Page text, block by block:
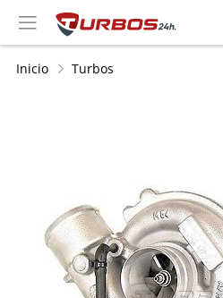
Inicio Turbos